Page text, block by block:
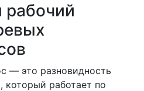
рабочий
— это разновидность
который работает по